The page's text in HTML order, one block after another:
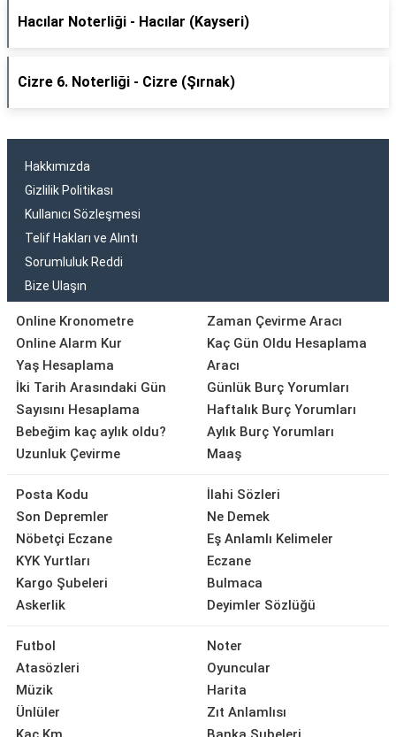
Hacılar Noterliği - Hacılar (Kayseri)
Cizre 6. Noterliği - Cizre (Şırnak)
Hakkımızda
Gizlilik Politikası
Kullanıcı Sözleşmesi
Telif Hakları ve Alıntı
Sorumluluk Reddi
Bize Ulaşın
Online Kronometre
Online Alarm Kur
Yaş Hesaplama
İki Tarih Arasındaki Gün
Sayısını Hesaplama
Bebeğim kaç aylık oldu?
Uzunluk Çevirme
Zaman Çevirme Aracı
Kaç Gün Oldu Hesaplama
Aracı
Günlük Burç Yorumları
Haftalık Burç Yorumları
Aylık Burç Yorumları
Maaş
Posta Kodu
Son Depremler
Nöbetçi Eczane
KYK Yurtları
Kargo Şubeleri
Askerlik
İlahi Sözleri
Ne Demek
Eş Anlamlı Kelimeler
Eczane
Bulmaca
Deyimler Sözlüğü
Futbol
Atasözleri
Müzik
Ünlüler
Noter
Oyuncular
Harita
Zıt Anlamlısı